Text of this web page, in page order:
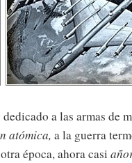
a las armas de
atómica, a la guerra
época, ahora casi